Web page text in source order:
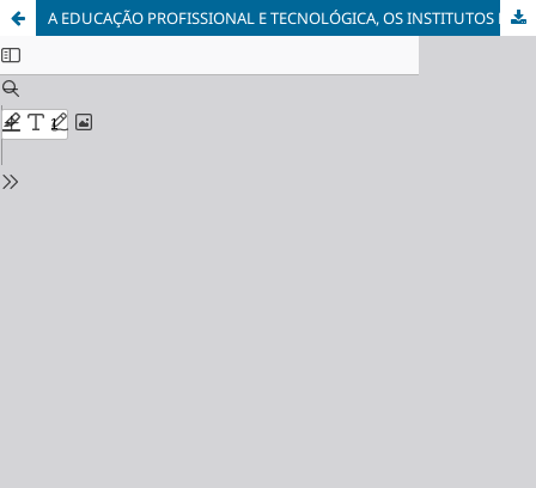
A EDUCAÇÃO PROFISSIONAL E TECNOLÓGICA, OS INSTITUTOS FEDERAIS E A INCLUSÃO